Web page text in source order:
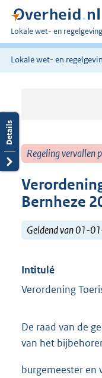
U
bent
hier:
Lokale wet- en regelgeving
Lokale wet- en
Regeling
Bernheze
Geldend van 01-
Intitulé
Verordening
De raad van de
van het
burgemeester en